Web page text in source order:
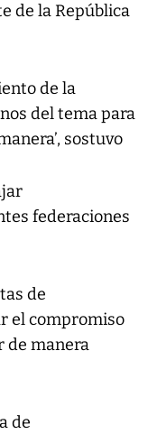
de la República
de la
del tema para
sostuvo
federaciones
de
el compromiso
de manera
de